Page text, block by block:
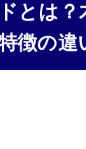
とは？
徴の違